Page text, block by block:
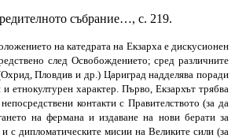
събрание…, с. 219.
на катедрата на Екзарха е дискусионен
след Освобождението; сред различните
Пловдив и др.) Цариград надделява поради
етнокултурен характер. Първо, Екзархът трябва
контакти с Правителството (за да
на фермана и издаване на нови берати за
с дипломатическите мисии на Великите сили (за